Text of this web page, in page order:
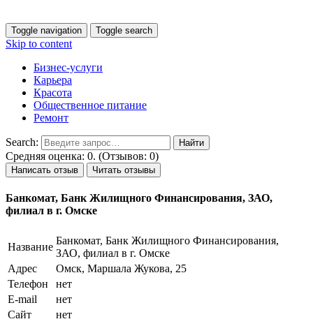
Toggle navigation Toggle search
Skip to content
Бизнес-услуги
Карьера
Красота
Общественное питание
Ремонт
Search:
Средняя оценка: 0. (Отзывов: 0)
Написать отзыв Читать отзывы
Банкомат, Банк Жилищного Финансирования, ЗАО,
филиал в г. Омске
Название
Банкомат, Банк Жилищного Финансирования,
ЗАО, филиал в г. Омске
Адрес
Омск, Маршала Жукова, 25
Телефон
нет
E-mail
нет
Сайт
нет